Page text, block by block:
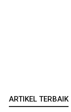
ARTIKEL TERBAIK